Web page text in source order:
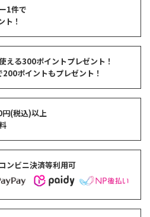
1件で
ト！
える300ポイントプレゼント！
200ポイントもプレゼント！
(税込)以上
ンビニ決済等利用可